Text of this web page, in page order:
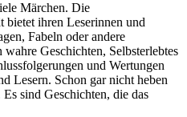
Märchen. Die
bietet ihren Leserinnen und
Fabeln oder andere
Geschichten, Selbsterlebtes
und Wertungen
Lesern. Schon gar nicht heben
sind Geschichten, die das